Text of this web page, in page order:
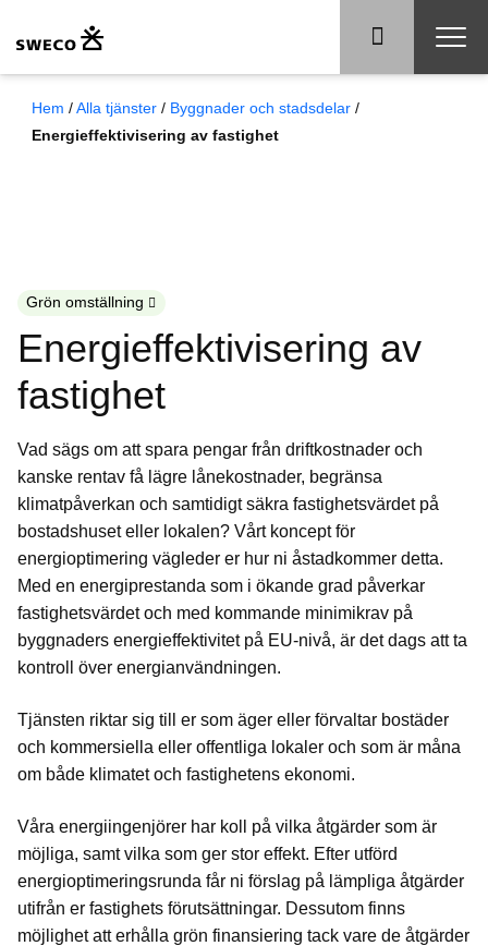
Hem /Alla tjänster / Byggnader och stadsdelar /
Energieffektivisering av fastighet
Energieffektivisering av
fastighet
Grön omställning
Vad sägs om att spara pengar från driftkostnader och
kanske rentav få lägre lånekostnader, begränsa
klimatpåverkan och samtidigt säkra fastighetsvärdet på
bostadshuset eller lokalen? Vårt koncept för
energioptimering vägleder er hur ni åstadkommer detta.
Med en energiprestanda som i ökande grad påverkar
fastighetsvärdet och med kommande minimikrav på
byggnaders energieffektivitet på EU-nivå, är det dags att ta
kontroll över energianvändningen.
Tjänsten riktar sig till er som äger eller förvaltar bostäder
och kommersiella eller offentliga lokaler och som är måna
om både klimatet och fastighetens ekonomi.
Våra energiingenjörer har koll på vilka åtgärder som är
möjliga, samt vilka som ger stor effekt. Efter utförd
energioptimeringsrunda får ni förslag på lämpliga åtgärder
utifrån er fastighets förutsättningar. Dessutom finns
möjlighet att erhålla grön finansiering tack vare de åtgärder